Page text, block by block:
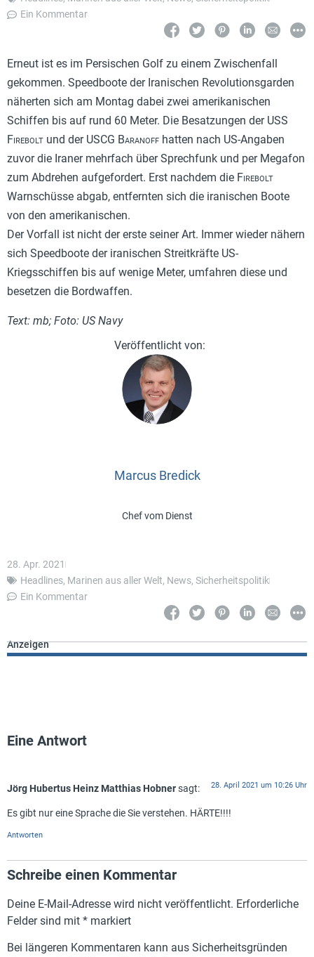
Ein Kommentar
Erneut ist es im Persischen Golf zu einem Zwischenfall
gekommen. Speedboote der Iranischen Revolutionsgarden
näherten sich am Montag dabei zwei amerikanischen
Schiffen bis auf rund 60 Meter. Die Besatzungen der USS
Firebolt und der USCG Baranoff hatten nach US-Angaben
zuvor die Iraner mehrfach über Sprechfunk und per Megafon
zum Abdrehen aufgefordert. Erst nachdem die Firebolt
Warnschüsse abgab, entfernten sich die iranischen Boote
von den amerikanischen.
Der Vorfall ist nicht der erste seiner Art. Immer wieder nähern
sich Speedboote der iranischen Streitkräfte US-
Kriegsschiffen bis auf wenige Meter, umfahren diese und
besetzen die Bordwaffen.
Text: mb; Foto: US Navy
Marcus Bredick
Chef vom Dienst
28. Apr. 2021
Headlines, Marinen aus aller Welt, News, Sicherheitspolitik
Ein Kommentar
Anzeigen
Eine Antwort
Jörg Hubertus Heinz Matthias Hobnersagt: 28. April 2021 um 10:26 Uhr
Es gibt nur eine Sprache die Sie verstehen. HÄRTE!!!!
Antworten
Schreibe einen Kommentar
Deine E-Mail-Adresse wird nicht veröffentlicht. Erforderliche
Felder sind mit * markiert
Bei längeren Kommentaren kann aus Sicherheitsgründen